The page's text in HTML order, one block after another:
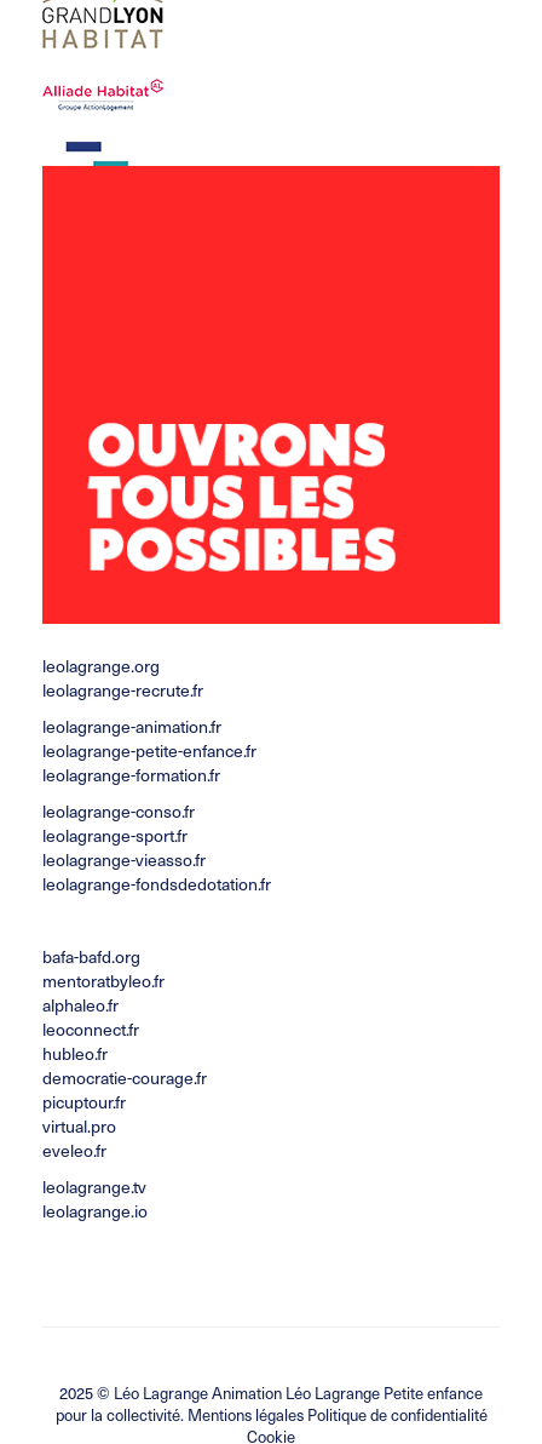
leolagrange.org
leolagrange-recrute.fr
leolagrange-animation.fr
leolagrange-petite-enfance.fr
leolagrange-formation.fr
leolagrange-conso.fr
leolagrange-sport.fr
leolagrange-vieasso.fr
leolagrange-fondsdedotation.fr
bafa-bafd.org
mentoratbyleo.fr
alphaleo.fr
leoconnect.fr
hubleo.fr
democratie-courage.fr
picuptour.fr
virtual.pro
eveleo.fr
leolagrange.tv
leolagrange.io
2025 © Léo Lagrange Animation Léo Lagrange Petite enfance
pour la collectivité. Mentions légales Politique de confidentialité
Cookie